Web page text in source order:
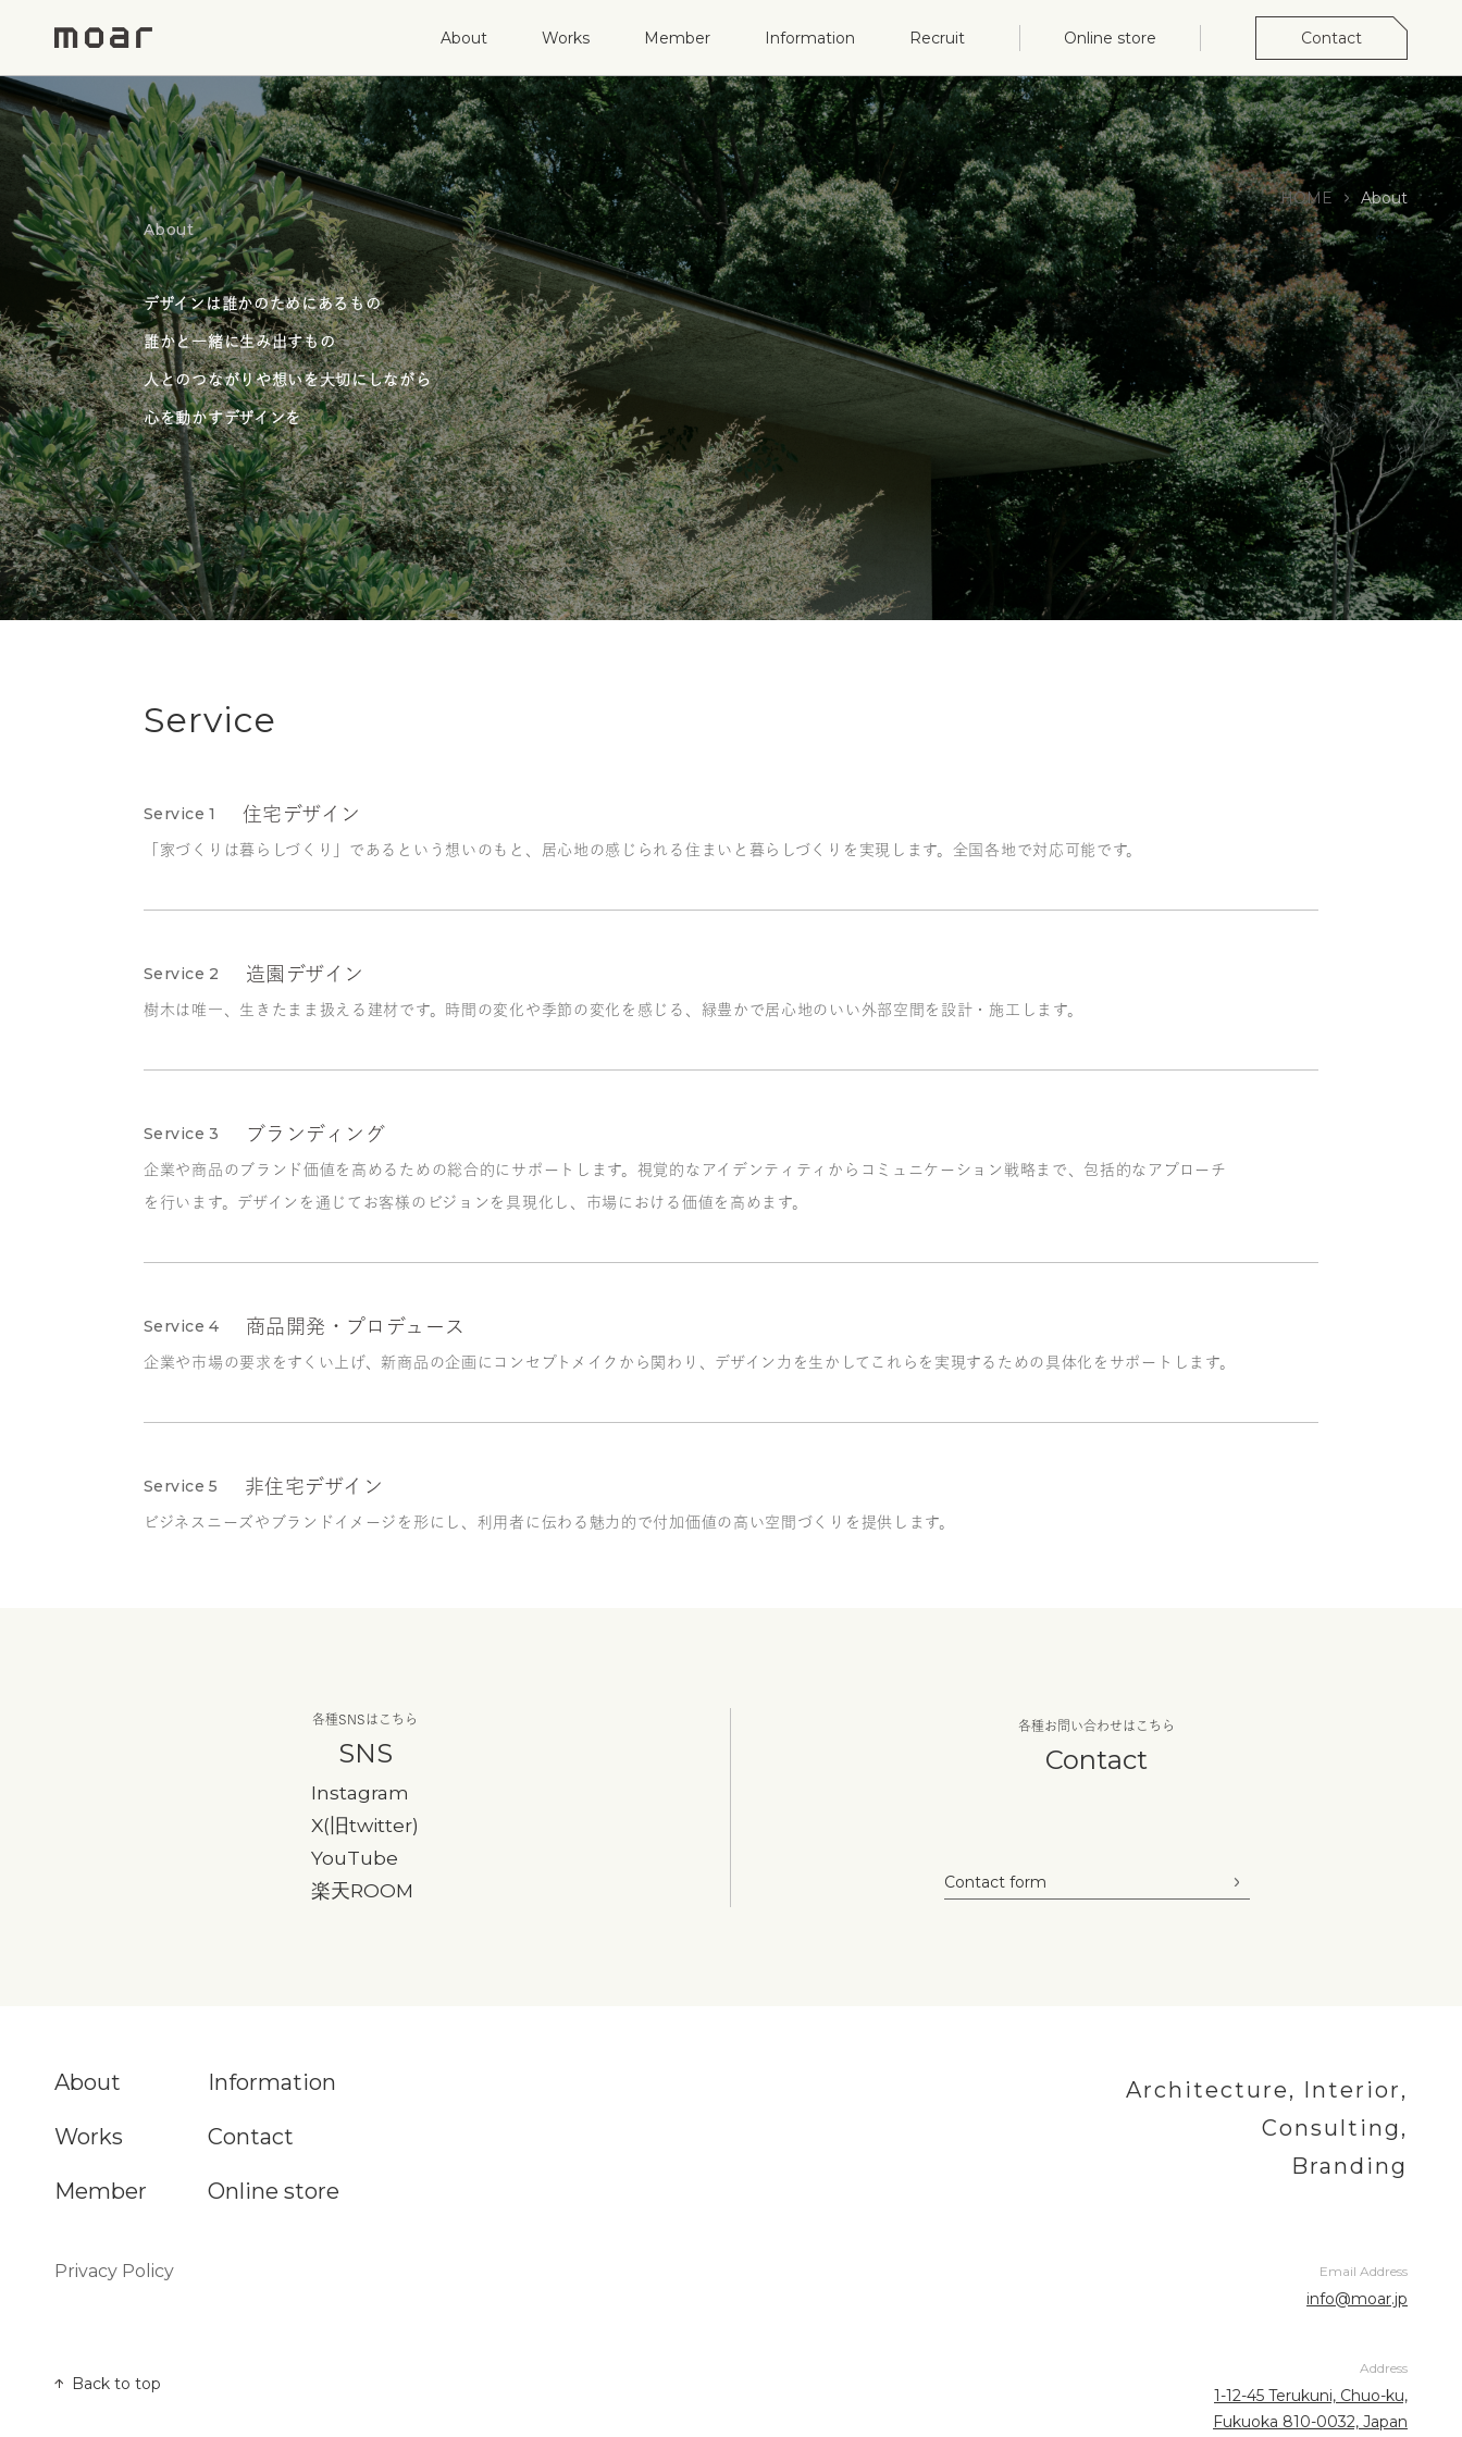
About Works Member Information Recruit Online store Contact
HOME
About
About
デザインは誰かのためにあるもの
誰かと一緒に生み出すもの
人とのつながりや想いを大切にしながら
心を動かすデザインを
Service
Service 1 住宅デザイン
「家づくりは暮らしづくり」であるという想いのもと、居心地の感じられる住まいと暮らしづくりを実現します。全国各地で対応可能です。
Service 2 造園デザイン
樹木は唯一、生きたまま扱える建材です。時間の変化や季節の変化を感じる、緑豊かで居心地のいい外部空間を設計・施工します。
Service 3 ブランディング
企業や商品のブランド価値を高めるための総合的にサポートします。視覚的なアイデンティティからコミュニケーション戦略まで、包括的なアプローチ
を行います。デザインを通じてお客様のビジョンを具現化し、市場における価値を高めます。
Service 4 商品開発・プロデュース
企業や市場の要求をすくい上げ、新商品の企画にコンセプトメイクから関わり、デザイン力を生かしてこれらを実現するための具体化をサポートします。
Service 5 非住宅デザイン
ビジネスニーズやブランドイメージを形にし、利用者に伝わる魅力的で付加価値の高い空間づくりを提供します。
各種SNSはこちら
SNS
Instagram
X(旧twitter)
YouTube
楽天ROOM
各種お問い合わせはこちら
Contact
Contact form
About
Works
Member
Information
Contact
Online store
Privacy Policy
Back to top
Architecture, Interior,
Consulting,
Branding
Email Address
info@moar.jp
Address
1-12-45 Terukuni, Chuo-ku,
Fukuoka 810-0032, Japan